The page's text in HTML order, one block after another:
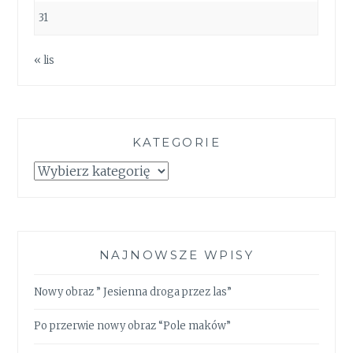
31
« lis
KATEGORIE
Kategorie
NAJNOWSZE WPISY
Nowy obraz ” Jesienna droga przez las”
Po przerwie nowy obraz “Pole maków”